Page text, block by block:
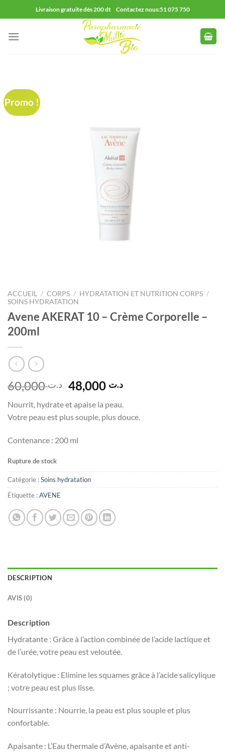
au
contenu
Livraison gratuite dès 200 dt Contactez nous:51 075 750
Promo !
ACCUEIL / CORPS / HYDRATATION ET NUTRITION CORPS /
SOINS HYDRATATION
Avene AKERAT 10 – Crème Corporelle –
200ml
د.ت60,000
Le
prix
initial
était :
د.تLe
actuel
est :
Nourrit, hydrate et apaise la peau.
Votre peau est plus souple, plus douce.
Contenance : 200 ml
Rupture de stock
Catégorie :Soins hydratation
Étiquette :AVENE
DESCRIPTION
AVIS (0)
Description
Hydratante : Grâce à l’action combinée de l’acide lactique et
de l’urée, votre peau est veloutée.
Kératolytique : Elimine les squames grâce à l’acide salicylique
; votre peau est plus lisse.
Nourrissante : Nourrie, la peau est plus souple et plus
confortable.
Apaisante : L’Eau thermale d’Avène, apaisante et anti-